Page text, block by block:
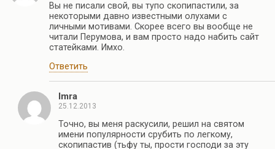
Вы не писали свой, вы тупо скопипастили, за
некоторыми давно известными олухами с
личными мотивами. Скорее всего вы вообще не
читали Перумова, и вам просто надо набить сайт
статейками. Имхо.
Ответить
Imra
25.12.2013
Точно, вы меня раскусили, решил на святом
имени популярности срубить по легкому,
скопипастив (тьфу ты, прости господи за эту